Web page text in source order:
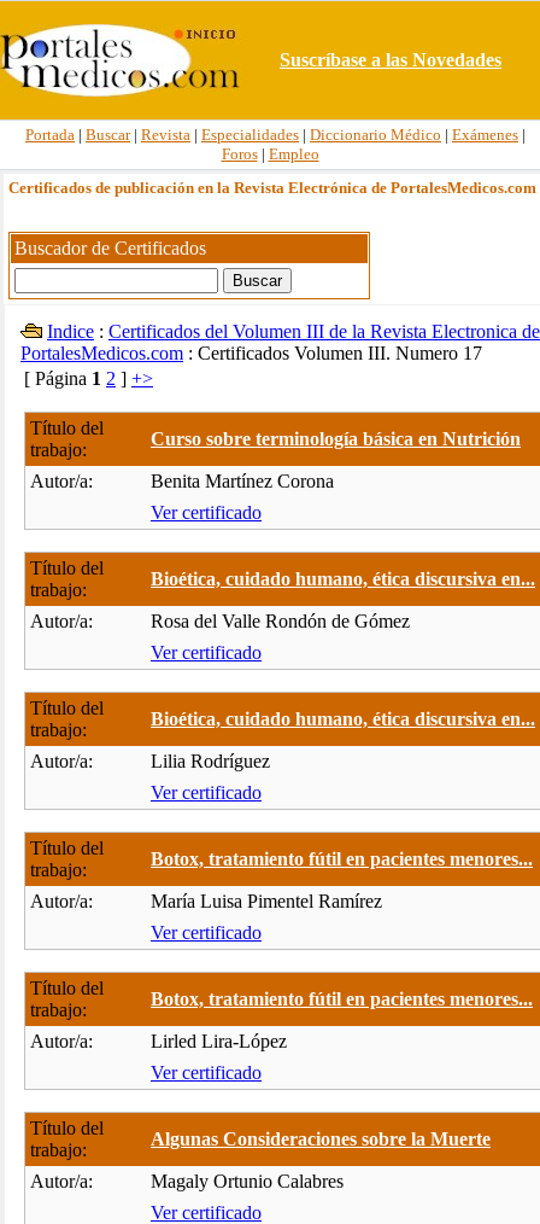
Suscríbase a las Novedades
Portada | Buscar| Revista | Especialidades | Diccionario Médico | Exámenes |
Foros| Empleo
Certificados de publicación en la Revista Electrónica de PortalesMedicos.com
Buscador de Certificados
Indice : Certificados del Volumen III de la Revista Electronica de
PortalesMedicos.com : Certificados Volumen III. Numero 17
[ Página 1 2 ] +>
Título del
trabajo:
Curso sobre terminología básica en Nutrición
Autor/a:
Benita Martínez Corona
Ver certificado
Título del
trabajo:
Bioética, cuidado humano, ética discursiva en...
Autor/a:
Rosa del Valle Rondón de Gómez
Ver certificado
Título del
trabajo:
Bioética, cuidado humano, ética discursiva en...
Autor/a:
Lilia Rodríguez
Ver certificado
Título del
trabajo:
Botox, tratamiento fútil en pacientes menores...
Autor/a:
María Luisa Pimentel Ramírez
Ver certificado
Título del
trabajo:
Botox, tratamiento fútil en pacientes menores...
Autor/a:
Lirled Lira-López
Ver certificado
Título del
trabajo:
Algunas Consideraciones sobre la Muerte
Autor/a:
Magaly Ortunio Calabres
Ver certificado